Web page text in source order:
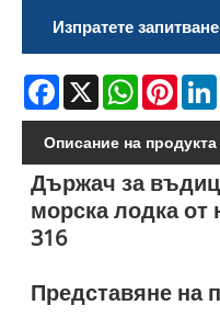
Изпратете запитване
Facebook
X WhatsApp
Описание на продукта
Държач за
морска лодка
316
Представяне на